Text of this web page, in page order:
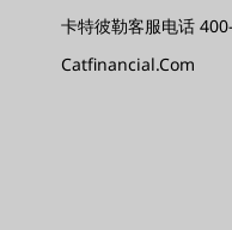
卡特彼勒客服电话
Catfinancial.com